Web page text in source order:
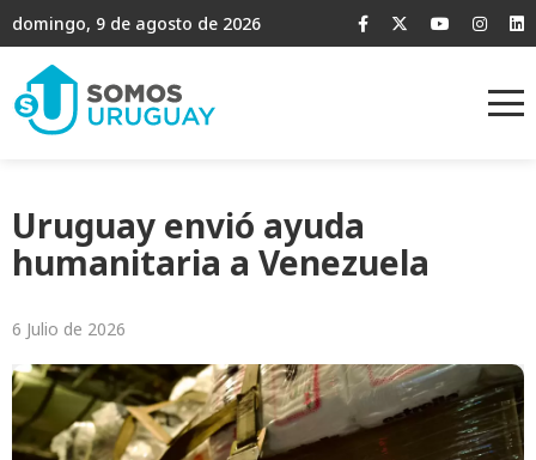
domingo, 9 de agosto de 2026
Uruguay envió ayuda
humanitaria a Venezuela
6 Julio de 2026